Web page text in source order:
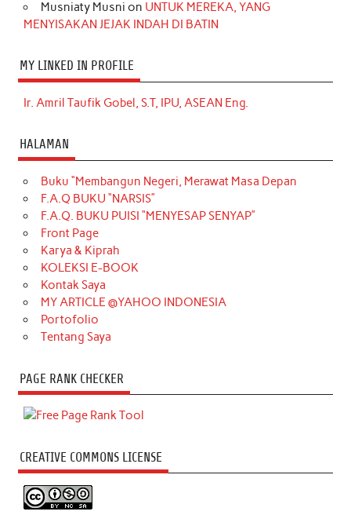
Musniaty Musni on UNTUK MEREKA, YANG
MENYISAKAN JEJAK INDAH DI BATIN
MY LINKED IN PROFILE
Ir. Amril Taufik Gobel, S.T, IPU, ASEAN Eng.
HALAMAN
Buku “Membangun Negeri, Merawat Masa Depan
F.A.Q BUKU “NARSIS”
F.A.Q. BUKU PUISI “MENYESAP SENYAP”
Front Page
Karya & Kiprah
KOLEKSI E-BOOK
Kontak Saya
MY ARTICLE @YAHOO INDONESIA
Portofolio
Tentang Saya
PAGE RANK CHECKER
CREATIVE COMMONS LICENSE